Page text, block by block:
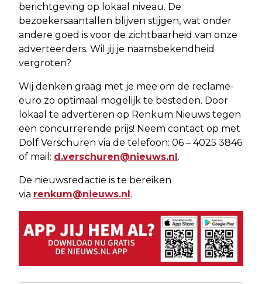
berichtgeving op lokaal niveau. De
bezoekersaantallen blijven stijgen, wat onder
andere goed is voor de zichtbaarheid van onze
adverteerders. Wil jij je naamsbekendheid
vergroten?
Wij denken graag met je mee om de reclame-
euro zo optimaal mogelijk te besteden. Door
lokaal te adverteren op Renkum Nieuws tegen
een concurrerende prijs! Neem contact op met
Dolf Verschuren via de telefoon: 06 – 4025 3846
of mail: d.verschuren@nieuws.nl.
De nieuwsredactie is te bereiken
via renkum@nieuws.nl.